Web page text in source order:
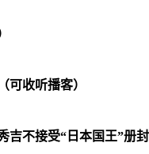
（可收听播客）
吉不接受“日本国王”册封